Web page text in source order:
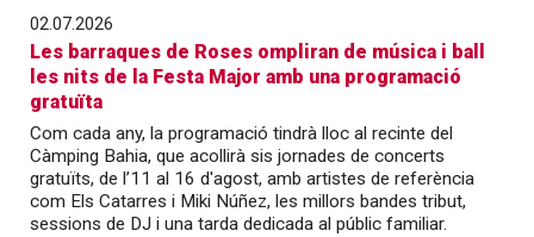
02.07.2026
Les barraques de Roses ompliran de música i ball
les nits de la Festa Major amb una programació
gratuïta
Com cada any, la programació tindrà lloc al recinte del
Càmping Bahia, que acollirà sis jornades de concerts
gratuïts, de l’11 al 16 d'agost, amb artistes de referència
com Els Catarres i Miki Núñez, les millors bandes tribut,
sessions de DJ i una tarda dedicada al públic familiar.